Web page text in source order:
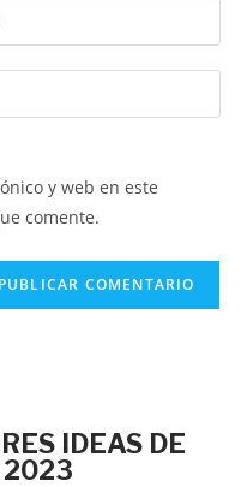
y web en este
comente.
IDEAS DE
2023